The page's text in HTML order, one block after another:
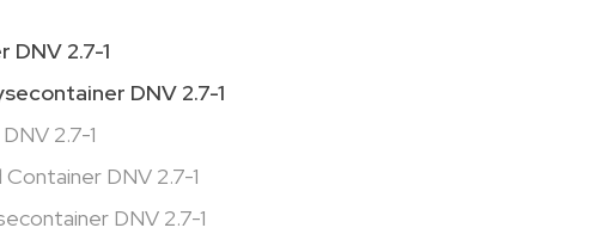
DNV 2.7-1
DNV 2.7-1
2.7-1
DNV 2.7-1
DNV 2.7-1